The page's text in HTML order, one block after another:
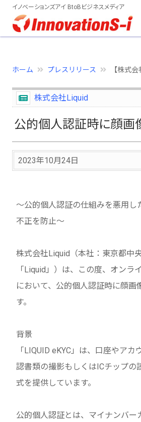
イノベーションズアイ BtoBビジネスメディア
ホーム プレスリリース 【株式
株式会社Liquid
公的個人認証時に顔画
2023年10月24日
～公的個人認証の仕組みを悪用
不正を防止～
株式会社Liquid（本社：東京都中
「Liquid」）は、この度、オンラ
において、公的個人認証時に顔
す。
背景
「LIQUID eKYC」は、口座やア
認書類の撮影もしくはICチップ
式を提供しています。
公的個人認証とは、マイナンバ